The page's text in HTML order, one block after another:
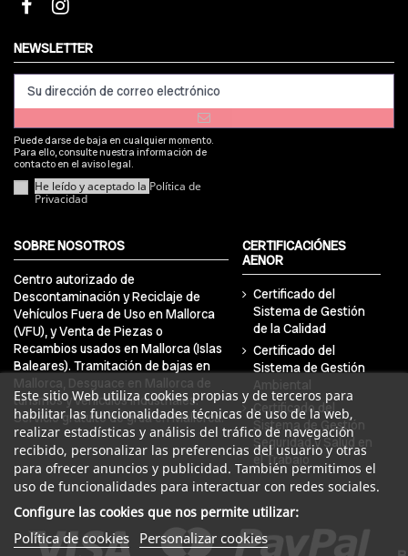
Este sitio Web utiliza cookies propias y de terceros para
habilitar las funcionalidades técnicas de uso de la web,
realizar estadísticas y análisis del tráfico de navegación
recibido, personalizar las preferencias del usuario y otras
para ofrecer anuncios y publicidad. También permitimos el
uso de funcionalidades para interactuar con redes sociales.
Configure las cookies que nos permite utilizar:
Política de cookies Personalizar cookies
NEWSLETTER
Puede darse de baja en cualquier momento.
Para ello, consulte nuestra información de
contacto en el aviso legal.
He leído y aceptado la Política de
Privacidad
SOBRE NOSOTROS
Centro autorizado de
Descontaminación y Reciclaje de
Vehículos Fuera de Uso en Mallorca
(VFU), y Venta de Piezas o
Recambios usados en Mallorca (Islas
Baleares). Tramitación de bajas en
Mallorca, Desguace en Mallorca de
turismos y vehículos industriales.
Servicio gratuito de grúa en Mallorca.
CERTIFICACIÓNES
AENOR
Certificado del
Sistema de Gestión
de la Calidad
Certificado del
Sistema de Gestión
Ambiental
Certificado del
Sistema de Gestión
Seguridad y Salud en
el Trabajo